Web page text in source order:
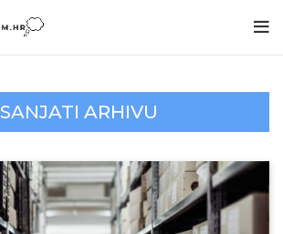
SANJATI ARHIVU